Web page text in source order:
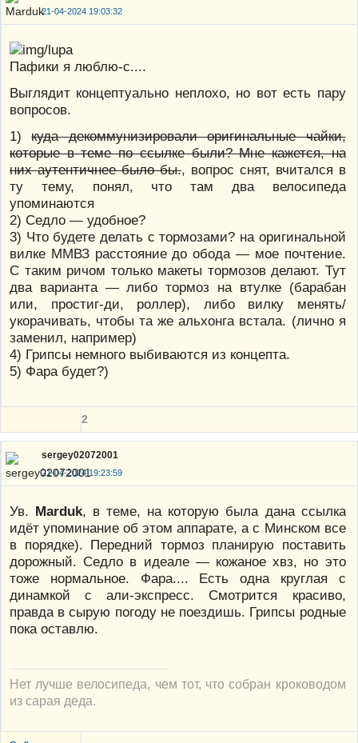
21-04-2024 19:03:32
Пафики я люблю-с....
Выглядит концептуально неплохо, но вот есть пару
вопросов.
1)куда декоммунизировали оригинальные чайки,
которые в теме по ссылке были? Мне кажется, на
них аутентичнее было бы., вопрос снят, вчитался в
ту тему, понял, что там два велосипеда
упоминаются
2) Седло — удобное?
3) Что будете делать с тормозами? на оригинальной
вилке ММВЗ расстояние до обода — мое почтение.
С таким ричом только макеты тормозов делают. Тут
два варианта — либо тормоз на втулке (барабан
или, простиг-ди, роллер), либо вилку менять/
укорачивать, чтобы та же альхонга встала. (лично я
заменил, например)
4) Грипсы немного выбиваются из концепта.
5) Фара будет?)
2
sergey02072001
21-04-2024 19:23:59
Ув. Marduk, в теме, на которую была дана ссылка
идёт упоминание об этом аппарате, а с Минском все
в порядке). Передний тормоз планирую поставить
дорожный. Седло в идеале — кожаное хвз, но это
тоже нормальное. Фара.... Есть одна круглая с
динамкой с али-экспресс. Смотрится красиво,
правда в сырую погоду не поездишь. Грипсы родные
пока оставлю.
Нет лучше велосипеда, чем тот, что собран кроководом
из сарая деда.